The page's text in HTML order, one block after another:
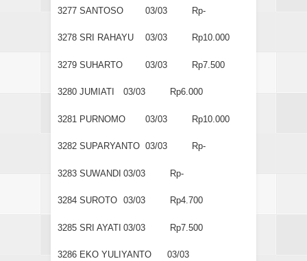
3277 SANTOSO 03/03 Rp-
3278 SRI RAHAYU 03/03 Rp10.000
3279 SUHARTO 03/03 Rp7.500
3280 JUMIATI 03/03 Rp6.000
3281 PURNOMO 03/03 Rp10.000
3282 SUPARYANTO 03/03 Rp-
3283 SUWANDI 03/03 Rp-
3284 SUROTO 03/03 Rp4.700
3285 SRI AYATI 03/03 Rp7.500
3286 EKO YULIYANTO
03/03